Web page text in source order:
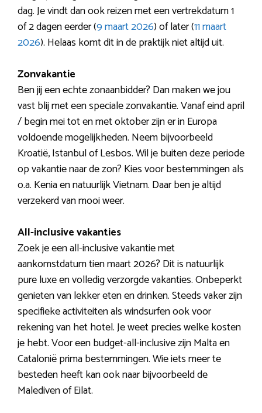
dag. Je vindt dan ook reizen met een vertrekdatum 1
of 2 dagen eerder (9 maart 2026) of later (11 maart
2026). Helaas komt dit in de praktijk niet altijd uit.
Zonvakantie
Ben jij een echte zonaanbidder? Dan maken we jou
vast blij met een speciale zonvakantie. Vanaf eind april
/ begin mei tot en met oktober zijn er in Europa
voldoende mogelijkheden. Neem bijvoorbeeld
Kroatië, Istanbul of Lesbos. Wil je buiten deze periode
op vakantie naar de zon? Kies voor bestemmingen als
o.a. Kenia en natuurlijk Vietnam. Daar ben je altijd
verzekerd van mooi weer.
All-inclusive vakanties
Zoek je een all-inclusive vakantie met
aankomstdatum tien maart 2026? Dit is natuurlijk
pure luxe en volledig verzorgde vakanties. Onbeperkt
genieten van lekker eten en drinken. Steeds vaker zijn
specifieke activiteiten als windsurfen ook voor
rekening van het hotel. Je weet precies welke kosten
je hebt. Voor een budget-all-inclusive zijn Malta en
Catalonië prima bestemmingen. Wie iets meer te
besteden heeft kan ook naar bijvoorbeeld de
Malediven of Eilat.